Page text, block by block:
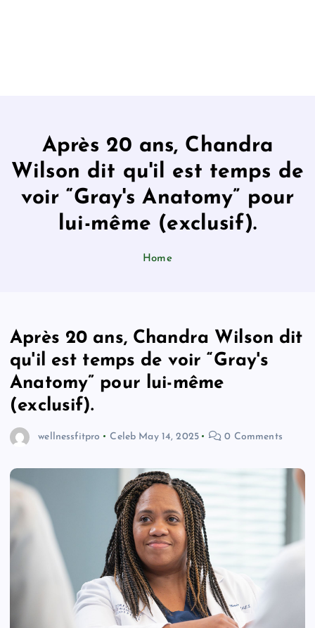
Après 20 ans, Chandra
Wilson dit qu'il est temps de
voir “Gray's Anatomy” pour
lui-même (exclusif).
Home
Après 20 ans, Chandra Wilson dit
qu'il est temps de voir “Gray's
Anatomy” pour lui-même
(exclusif).
wellnessfitpro Celeb May 14, 2025 0 Comments